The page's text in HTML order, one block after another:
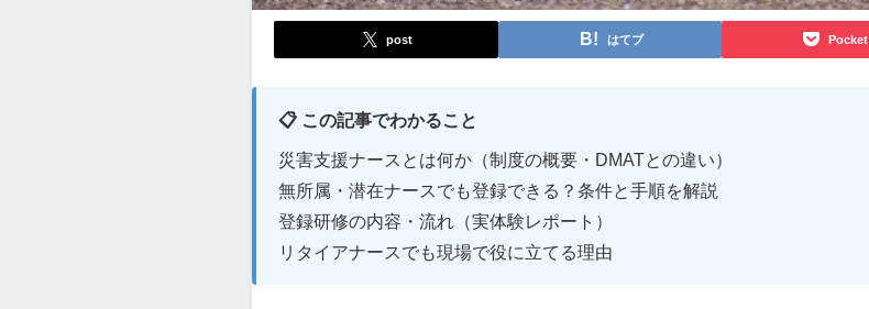
post はてブ Pocket
📋 この記事でわかること
災害支援ナースとは何か（制度の概要・DMATとの違い）
無所属・潜在ナースでも登録できる？条件と手順を解説
登録研修の内容・流れ（実体験レポート）
リタイアナースでも現場で役に立てる理由